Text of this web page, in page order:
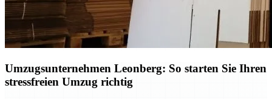
Umzugsunternehmen Leonberg: So starten Sie Ihren
stressfreien Umzug richtig